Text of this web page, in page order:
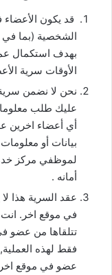
قد يكون
الشخصية (بما في
بهدف استكمال
الأوقات سرية
نحن لا نضمن
عليك طلب
أي أعضاء اخرين
بيانات أو
لموظفي مركز
أمانه .
عقد السرية هذا
في موقع اخر.
تتلقاها من عضو
فقط لهذه
عضو في موقع